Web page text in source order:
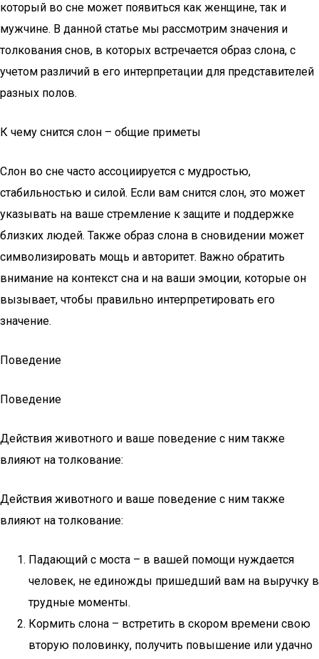
который во сне может появиться как женщине, так и
мужчине. В данной статье мы рассмотрим значения и
толкования снов, в которых встречается образ слона, с
учетом различий в его интерпретации для представителей
разных полов.
К чему снится слон – общие приметы
Слон во сне часто ассоциируется с мудростью,
стабильностью и силой. Если вам снится слон, это может
указывать на ваше стремление к защите и поддержке
близких людей. Также образ слона в сновидении может
символизировать мощь и авторитет. Важно обратить
внимание на контекст сна и на ваши эмоции, которые он
вызывает, чтобы правильно интерпретировать его
значение.
Поведение
Поведение
Действия животного и ваше поведение с ним также
влияют на толкование:
Действия животного и ваше поведение с ним также
влияют на толкование:
Падающий с моста – в вашей помощи нуждается
человек, не единожды пришедший вам на выручку в
трудные моменты.
Кормить слона – встретить в скором времени свою
вторую половинку, получить повышение или удачно